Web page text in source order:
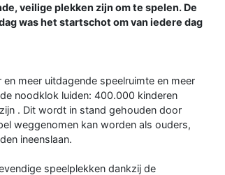
veilige plekken zijn om te spelen. De
was het startschot om van iedere dag
meer uitdagende speelruimte en meer
noodklok luiden: 400.000 kinderen
. Dit wordt in stand gehouden door
weggenomen kan worden als ouders,
ineenslaan.
speelplekken dankzij de